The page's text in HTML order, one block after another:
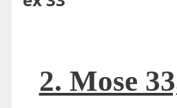
2. Mose